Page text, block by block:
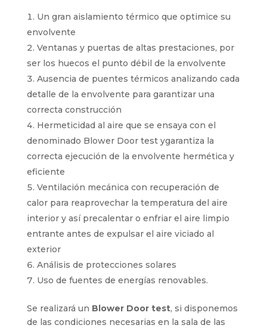
Un gran aislamiento térmico que optimice su
envolvente
Ventanas y puertas de altas prestaciones, por
ser los huecos el punto débil de la envolvente
Ausencia de puentes térmicos analizando cada
detalle de la envolvente para garantizar una
correcta construcción
Hermeticidad al aire que se ensaya con el
denominado Blower Door test ygarantiza la
correcta ejecución de la envolvente hermética y
eficiente
Ventilación mecánica con recuperación de
calor para reaprovechar la temperatura del aire
interior y así precalentar o enfriar el aire limpio
entrante antes de expulsar el aire viciado al
exterior
Análisis de protecciones solares
Uso de fuentes de energías renovables.
Se realizará un Blower Door test, si disponemos
de las condiciones necesarias en la sala de las